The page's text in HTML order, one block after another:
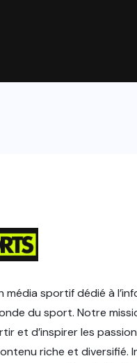
média sportif dédié à
du sport. Notre
et d’inspirer les
riche et diversifié.